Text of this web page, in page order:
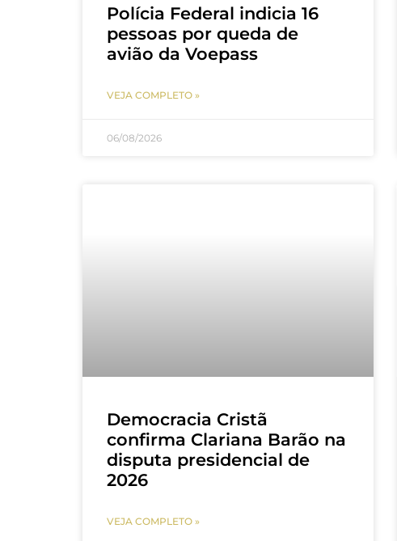
Polícia Federal indicia 16
pessoas por queda de
avião da Voepass
VEJA COMPLETO »
06/08/2026
Democracia Cristã
confirma Clariana Barão na
disputa presidencial de
2026
VEJA COMPLETO »